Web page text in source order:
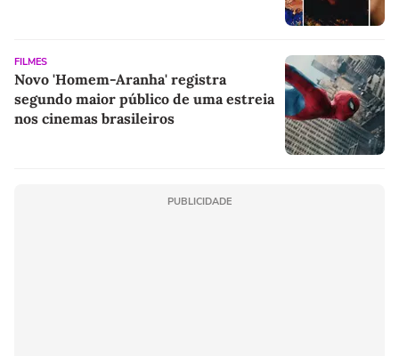
FILMES
Novo 'Homem-Aranha' registra
segundo maior público de uma estreia
nos cinemas brasileiros
PUBLICIDADE